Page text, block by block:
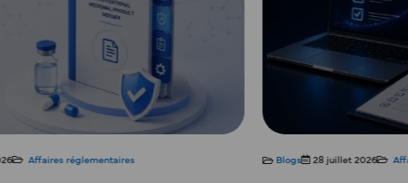
Blogs 28 juillet 2026 Blogs